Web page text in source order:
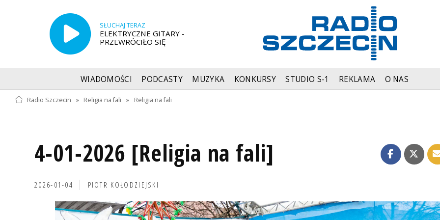
SŁUCHAJ TERAZ
ELEKTRYCZNE GITARY -
PRZEWRÓCIŁO SIĘ
WIADOMOŚCI PODCASTY MUZYKA KONKURSY STUDIO S-1 REKLAMA O NAS
Radio Szczecin » Religia na fali » Religia na fali
4-01-2026 [Religia na fali]
2026-01-04 PIOTR KOŁODZIEJSKI